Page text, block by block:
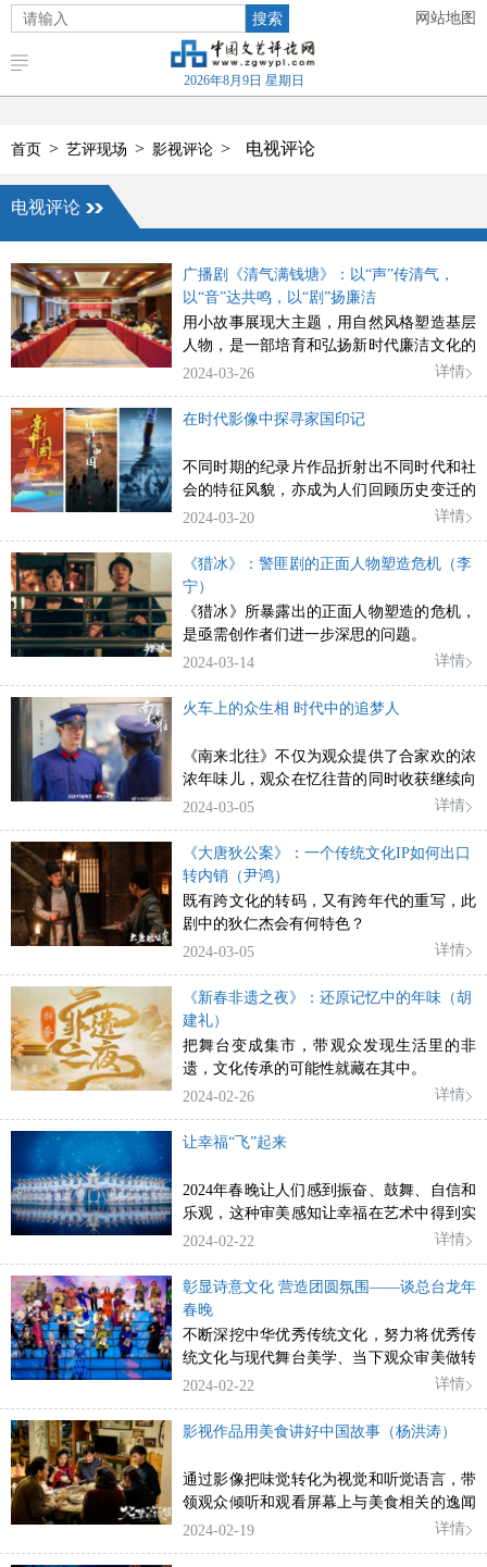
搜索 网站地图
2026年8月9日 星期日
首页 > 艺评现场 > 影视评论 > 电视评论
电视评论
广播剧《清气满钱塘》：以“声”传清气，
以“音”达共鸣，以“剧”扬廉洁
用小故事展现大主题，用自然风格塑造基层
人物，是一部培育和弘扬新时代廉洁文化的
佳作
2024-03-26 详情
在时代影像中探寻家国印记
不同时期的纪录片作品折射出不同时代和社
会的特征风貌，亦成为人们回顾历史变迁的
重要索引
2024-03-20 详情
《猎冰》：警匪剧的正面人物塑造危机（李
宁）
《猎冰》所暴露出的正面人物塑造的危机，
是亟需创作者们进一步深思的问题。
2024-03-14
详情
火车上的众生相 时代中的追梦人
《南来北往》不仅为观众提供了合家欢的浓
浓年味儿，观众在忆往昔的同时收获继续向
前的温情与动力，更为年代剧创作提供诸多
2024-03-05 详情
《大唐狄公案》：一个传统文化IP如何出口
转内销（尹鸿）
既有跨文化的转码，又有跨年代的重写，此
剧中的狄仁杰会有何特色？
2024-03-05
详情
《新春非遗之夜》：还原记忆中的年味（胡
建礼）
把舞台变成集市，带观众发现生活里的非
遗，文化传承的可能性就藏在其中。
2024-02-26
详情
让幸福“飞”起来
2024年春晚让人们感到振奋、鼓舞、自信和
乐观，这种审美感知让幸福在艺术中得到实
现，让幸福“飞”起来。
2024-02-22 详情
彰显诗意文化 营造团圆氛围——谈总台龙年
春晚
不断深挖中华优秀传统文化，努力将优秀传
统文化与现代舞台美学、当下观众审美做转
化性的融合，为中华美学精神插上了现代的
2024-02-22 详情
影视作品用美食讲好中国故事（杨洪涛）
通过影像把味觉转化为视觉和听觉语言，带
领观众倾听和观看屏幕上与美食相关的逸闻
趣事，关注各色人物，品味人生哲理，记录
2024-02-19 详情